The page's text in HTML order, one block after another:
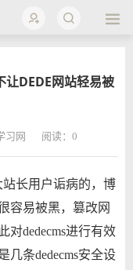
DEDE网站轻易被
习网 阅读： 0
长用户诟病的，博
容易被黑，篡改网
对dedecms进行有效
几条dedecms安全设